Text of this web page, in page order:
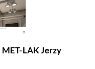
LAK Jerzy